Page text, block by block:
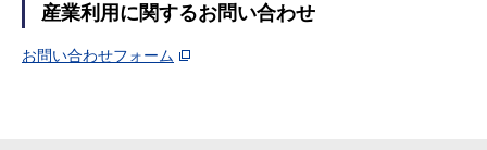
産業利用に関するお問い合わせ
お問い合わせフォーム